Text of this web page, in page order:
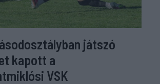
játszó
kapott a
VSK